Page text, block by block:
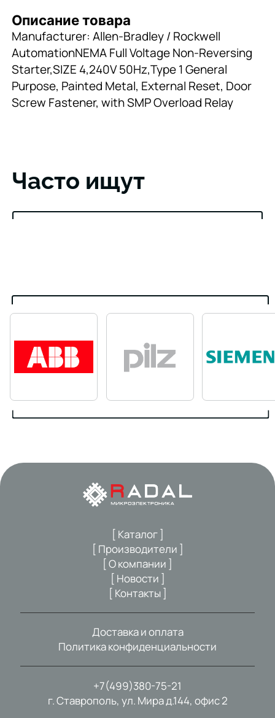
Описание товара
Manufacturer: Allen-Bradley / Rockwell
AutomationNEMA Full Voltage Non-Reversing
Starter,SIZE 4,240V 50Hz,Type 1 General
Purpose, Painted Metal, External Reset, Door
Screw Fastener, with SMP Overload Relay
Часто ищут
+7(499)380-75-21
г. Ставрополь, ул. Мира д.144, офис 2
[ Каталог ]
[ Производители ]
[ О компании ]
[ Новости ]
[ Контакты ]
Доставка и оплата
Политика конфиденциальности